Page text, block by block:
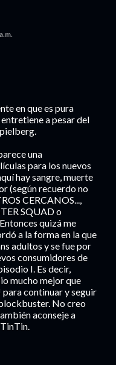
en que es pura
a pesar del
una
para los nuevos
hay sangre, muerte
(según recuerdo no
CERCANOS...,
SQUAD o
quizá me
a la forma en la que
adultos y se fue por
consumidores de
I. Es decir,
mucho mejor que
para continuar y seguir
No creo
aconseje a